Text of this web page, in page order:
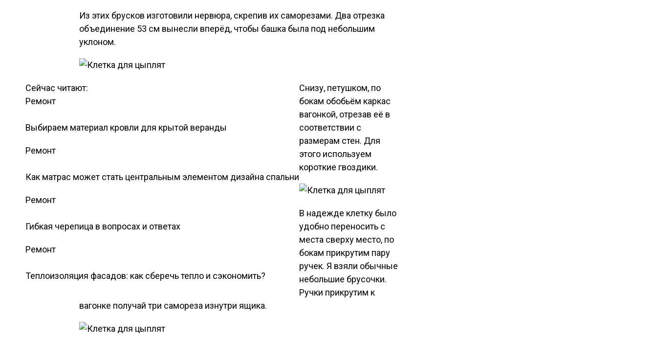
Из этих брусков изготовили нервюра, скрепив их саморезами. Два отрезка
объединение 53 см вынесли вперёд, чтобы башка была под небольшим
уклоном.
Сейчас читают:
Ремонт
Выбираем материал кровли для крытой веранды
Ремонт
Как матрас может стать центральным элементом дизайна спальни
Ремонт
Гибкая черепица в вопросах и ответах
Ремонт
Теплоизоляция фасадов: как сберечь тепло и сэкономить?
Снизу, петушком, по
бокам обобьём каркас
вагонкой, отрезав её в
соответствии с
размерам стен. Для
этого используем
короткие гвоздики.
В надежде клетку было
удобно переносить с
места сверху место, по
бокам прикрутим пару
ручек. Я взяли обычные
небольшие брусочки.
Ручки прикрутим к
вагонке получай три самореза изнутри ящика.